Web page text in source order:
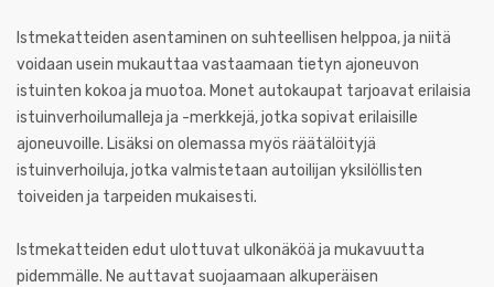
Istmekatteiden asentaminen on suhteellisen helppoa, ja niitä
voidaan usein mukauttaa vastaamaan tietyn ajoneuvon
istuinten kokoa ja muotoa. Monet autokaupat tarjoavat erilaisia
istuinverhoilumalleja ja -merkkejä, jotka sopivat erilaisille
ajoneuvoille. Lisäksi on olemassa myös räätälöityjä
istuinverhoiluja, jotka valmistetaan autoilijan yksilöllisten
toiveiden ja tarpeiden mukaisesti.
Istmekatteiden edut ulottuvat ulkonäköä ja mukavuutta
pidemmälle. Ne auttavat suojaamaan alkuperäisen